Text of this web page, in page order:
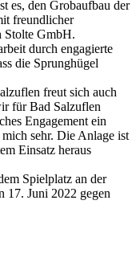
es, den Grobaufbau der
freundlicher
Stolte GmbH.
durch engagierte
die Sprunghügel
freut sich auch
für Bad Salzuflen
Engagement ein
sehr. Die Anlage ist
Einsatz heraus
Spielplatz an der
17. Juni 2022 gegen